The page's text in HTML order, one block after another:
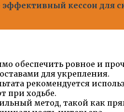
эффективный кессон
обеспечить ровное и
для укрепления.
рекомендуется
при ходьбе.
метод, такой как